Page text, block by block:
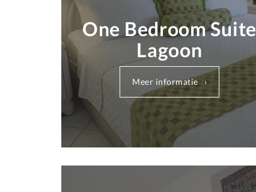
One Bedroom Suite
Lagoon
Meer informatie